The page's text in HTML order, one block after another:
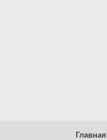
Главная